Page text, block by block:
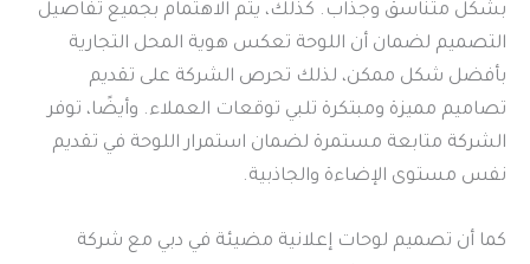
بشكل متناسق وجذاب. كذلك، يتم الاهتمام بجميع تفاصيل
التصميم لضمان أن اللوحة تعكس هوية المحل التجارية
بأفضل شكل ممكن، لذلك تحرص الشركة على تقديم
تصاميم مميزة ومبتكرة تلبي توقعات العملاء. وأيضًا، توفر
الشركة متابعة مستمرة لضمان استمرار اللوحة في تقديم
نفس مستوى الإضاءة والجاذبية.
كما أن تصميم لوحات إعلانية مضيئة في دبي مع شركة